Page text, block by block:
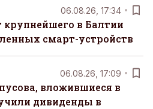
06.08.26, 17:34
крупнейшего в Балтии
смарт-устройств
06.08.26, 17:09
вложившиеся в
дивиденды в